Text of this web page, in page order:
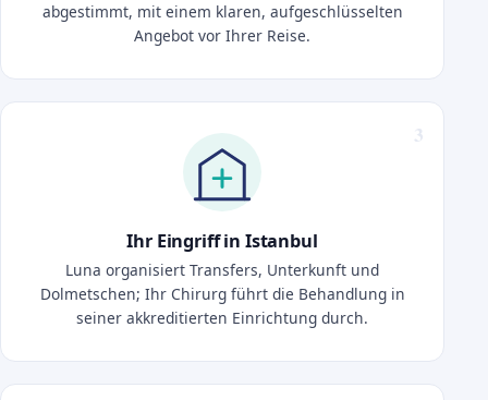
abgestimmt, mit einem klaren, aufgeschlüsselten
Angebot vor Ihrer Reise.
Ihr Eingriff in Istanbul
Luna organisiert Transfers, Unterkunft und
Dolmetschen; Ihr Chirurg führt die Behandlung in
seiner akkreditierten Einrichtung durch.